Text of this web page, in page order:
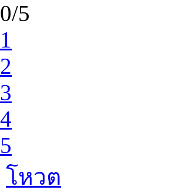
0/5
1
2
3
4
5
โหวต